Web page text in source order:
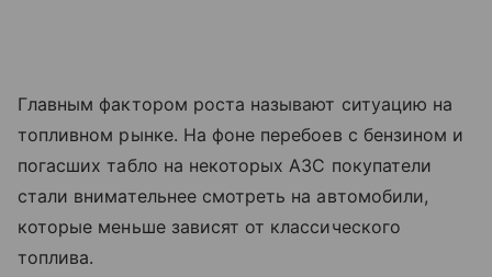
Главным фактором роста называют ситуацию на
топливном рынке. На фоне перебоев с бензином и
погасших табло на некоторых АЗС покупатели
стали внимательнее смотреть на автомобили,
которые меньше зависят от классического
топлива.